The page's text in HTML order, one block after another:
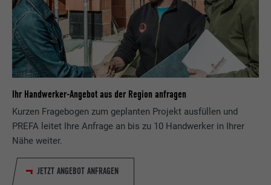
Ihr Handwerker-Angebot aus der Region anfragen
Kurzen Fragebogen zum geplanten Projekt ausfüllen und
PREFA leitet Ihre Anfrage an bis zu 10 Handwerker in Ihrer
Nähe weiter.
JETZT ANGEBOT ANFRAGEN